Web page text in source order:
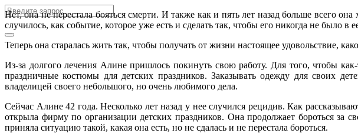
Нет, она не перестала бояться смерти. И также как и пять лет назад больше всего
случилось, как событие, которое уже есть и сделать так, чтобы его никогда не было в
Теперь она старалась жить так, чтобы получать от жизни настоящее удовольствие,
Из-за долгого лечения Алине пришлось покинуть свою работу. Для того, чтобы
праздничные костюмы для детских праздников. Заказывать одежду для своих
владелицей своего небольшого, но очень любимого дела.
Сейчас Алине 42 года. Несколько лет назад у нее случился рецидив. Как
открыла фирму по организации детских праздников. Она продолжает бороться за
приняла ситуацию такой, какая она есть, но не сдалась и не перестала бороться.